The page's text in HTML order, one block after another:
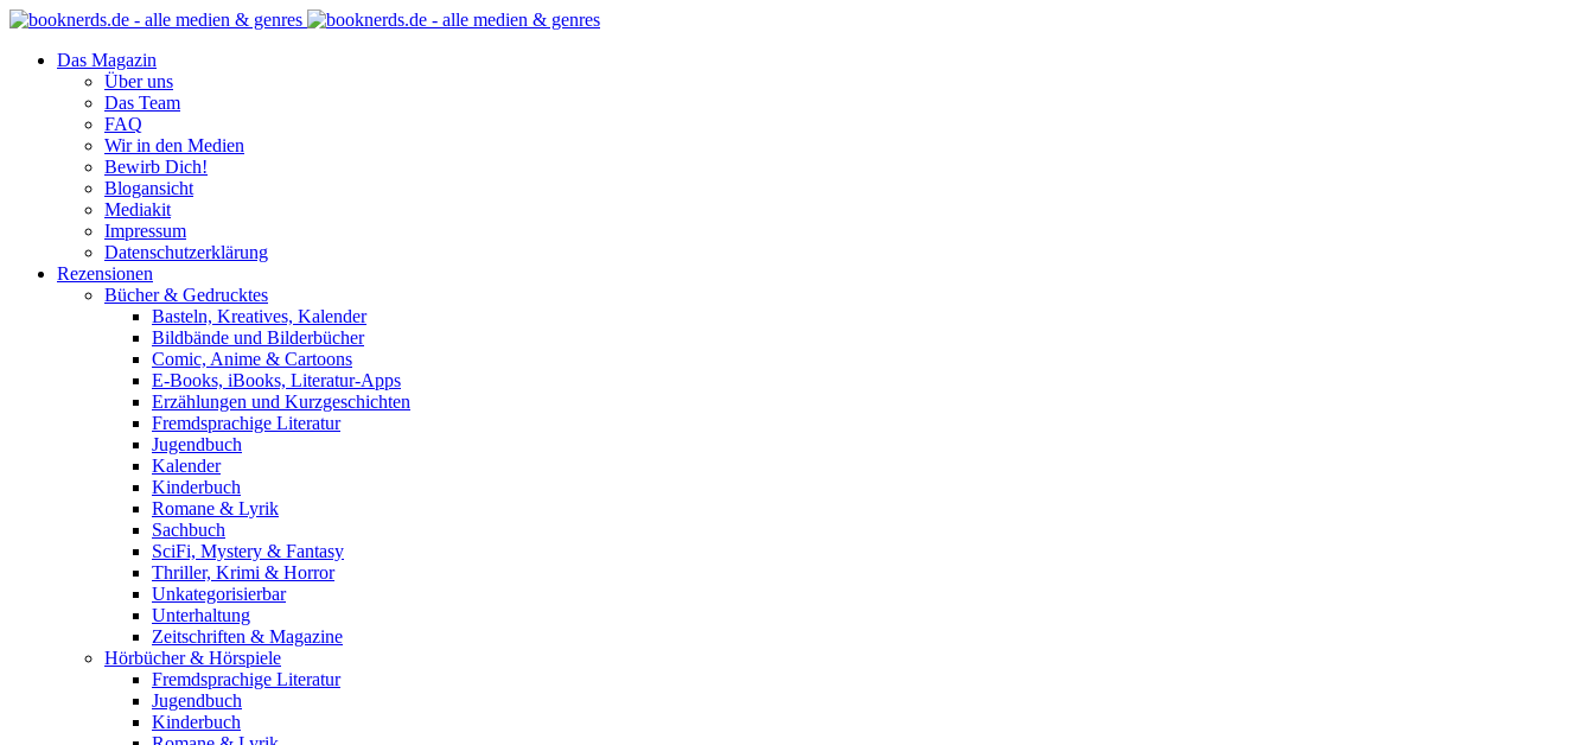
Das Magazin
Über uns
Das Team
FAQ
Wir in den Medien
Bewirb Dich!
Blogansicht
Mediakit
Impressum
Datenschutzerklärung
Rezensionen
Bücher & Gedrucktes
Basteln, Kreatives, Kalender
Bildbände und Bilderbücher
Comic, Anime & Cartoons
E-Books, iBooks, Literatur-Apps
Erzählungen und Kurzgeschichten
Fremdsprachige Literatur
Jugendbuch
Kalender
Kinderbuch
Romane & Lyrik
Sachbuch
SciFi, Mystery & Fantasy
Thriller, Krimi & Horror
Unkategorisierbar
Unterhaltung
Zeitschriften & Magazine
Hörbücher & Hörspiele
Fremdsprachige Literatur
Jugendbuch
Kinderbuch